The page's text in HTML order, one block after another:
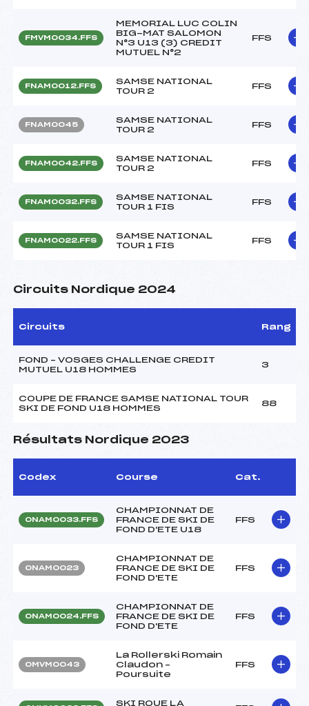
FMVM0034.FFS
MEMORIAL LUC COLIN
BIG-MAT SALOMON
N°3 U13 (3) CREDIT
MUTUEL N°2
FFS
FNAM0012.FFS
SAMSE NATIONAL
TOUR 2
FFS
FNAM0045
SAMSE NATIONAL
TOUR 2
FFS
FNAM0042.FFS
SAMSE NATIONAL
TOUR 2
FFS
FNAM0032.FFS
SAMSE NATIONAL
TOUR 1 FIS
FFS
FNAM0022.FFS
SAMSE NATIONAL
TOUR 1 FIS
FFS
Circuits Nordique 2024
Circuits Rang
FOND – VOSGES CHALLENGE CREDIT
MUTUEL U18 HOMMES
3
COUPE DE FRANCE SAMSE NATIONAL TOUR
SKI DE FOND U18 HOMMES
88
Résultats Nordique 2023
Codex Course Cat.
ONAM0033.FFS
CHAMPIONNAT DE
FRANCE DE SKI DE
FOND D'ETE U18
FFS
ONAM0023
CHAMPIONNAT DE
FRANCE DE SKI DE
FOND D'ETE
FFS
ONAM0024.FFS
CHAMPIONNAT DE
FRANCE DE SKI DE
FOND D'ETE
FFS
OMVM0043
La Rollerski Romain
Claudon –
Poursuite
FFS
SKI ROUE LA